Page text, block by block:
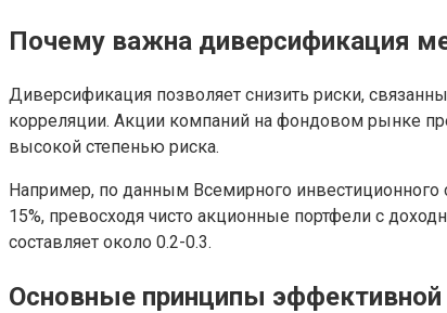
Почему важна диверсификация
Диверсификация позволяет снизить риски,
корреляции. Акции компаний на фондовом рынке
высокой степенью риска.
Например, по данным Всемирного инвестиционного
15%, превосходя чисто акционные портфели с
составляет около 0.2-0.3.
Основные принципы